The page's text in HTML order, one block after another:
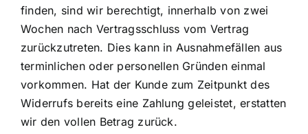
finden, sind wir berechtigt, innerhalb von zwei
Wochen nach Vertragsschluss vom Vertrag
zurückzutreten. Dies kann in Ausnahmefällen aus
terminlichen oder personellen Gründen einmal
vorkommen. Hat der Kunde zum Zeitpunkt des
Widerrufs bereits eine Zahlung geleistet, erstatten
wir den vollen Betrag zurück.